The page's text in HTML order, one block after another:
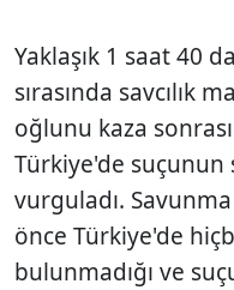
Yaklaşık 1 saat 40
sırasında savcılık
oğlunu kaza sonrası
Türkiye'de
vurguladı.
önce Türkiye'de
bulunmadığı ve